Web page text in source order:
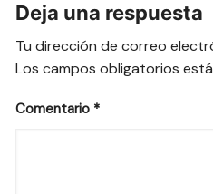
Deja una respuesta
Tu dirección de correo
Los campos obligatorios
Comentario *